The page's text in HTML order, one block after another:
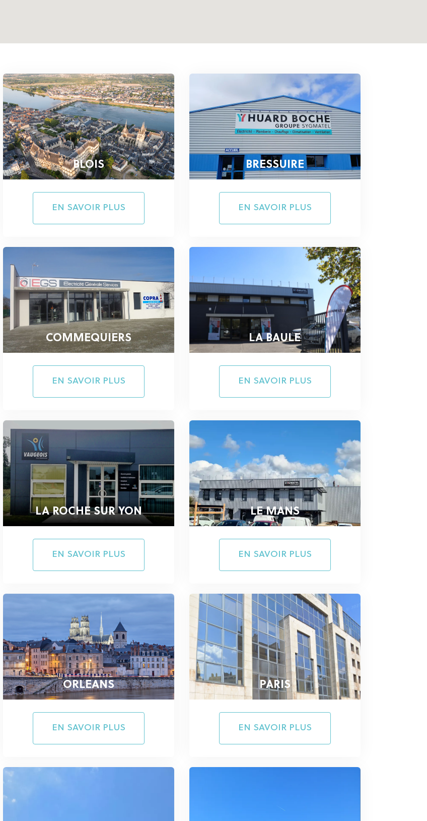
BLOIS
EN SAVOIR PLUS
BRESSUIRE
EN SAVOIR PLUS
COMMEQUIERS
EN SAVOIR PLUS
LA BAULE
EN SAVOIR PLUS
LA ROCHE SUR YON
EN SAVOIR PLUS
LE MANS
EN SAVOIR PLUS
ORLEANS
EN SAVOIR PLUS
PARIS
EN SAVOIR PLUS